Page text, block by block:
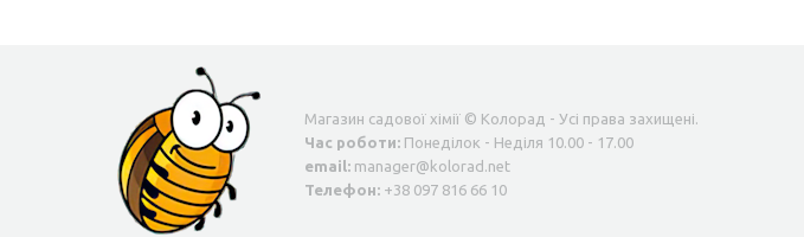
Магазин садової хімії © Колорад - Усі права захищені.
Час роботи: Понеділок - Неділя 10.00 - 17.00
email: manager@kolorad.net
Телефон: +38 097 816 66 10